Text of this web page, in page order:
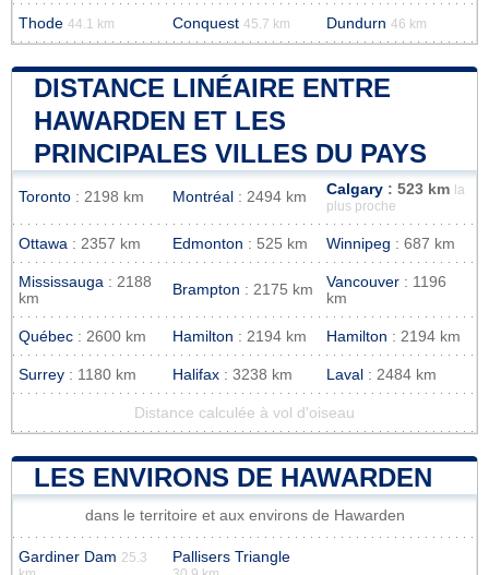
Thode 44.1 km Conquest 45.7 km Dundurn 46 km
DISTANCE LINÉAIRE ENTRE
HAWARDEN ET LES
PRINCIPALES VILLES DU PAYS
Toronto : 2198 km Montréal : 2494 km Calgary : 523 km
la
plus proche
Ottawa : 2357 km Edmonton : 525 km Winnipeg : 687 km
Mississauga : 2188
km
Brampton : 2175 km Vancouver : 1196
km
Québec : 2600 km Hamilton : 2194 km Hamilton : 2194 km
Surrey : 1180 km Halifax : 3238 km Laval : 2484 km
Distance calculée à vol d'oiseau
LES ENVIRONS DE HAWARDEN
dans le territoire et aux environs de Hawarden
Gardiner Dam 25.3
Pallisers Triangle